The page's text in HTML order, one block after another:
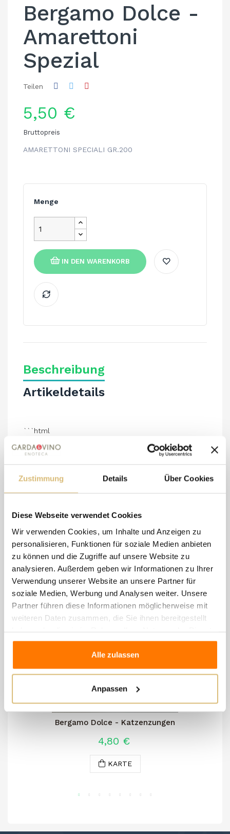
Zustimmung Details Über Cookies
Diese Webseite verwendet Cookies
Wir verwenden Cookies, um Inhalte und Anzeigen zu
personalisieren, Funktionen für soziale Medien anbieten
zu können und die Zugriffe auf unsere Website zu
analysieren. Außerdem geben wir Informationen zu Ihrer
Verwendung unserer Website an unsere Partner für
soziale Medien, Werbung und Analysen weiter. Unsere
Partner führen diese Informationen möglicherweise mit
weiteren Daten zusammen, die Sie ihnen bereitgestellt
gesammelt haben.
Alle zulassen
Anpassen
Bergamo Dolce -
Amarettoni
Spezial
Teilen
5,50 €
Bruttopreis
AMARETTONI SPECIALI GR.200
Menge
IN DEN WARENKORB
Beschreibung
Artikeldetails
```html
```
8 andere Artikel in der
gleichen Kategorie:
Bergamo Dolce - Katzenzungen
4,80 €
KARTE